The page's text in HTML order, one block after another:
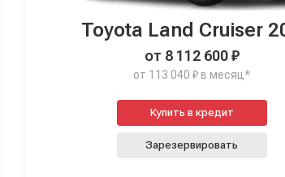
Toyota Land Cruiser
от 8 112 600 ₽
от 113 040 ₽ в месяц*
Купить в кредит
Зарезервировать